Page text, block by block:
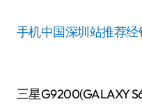
手机中国深圳站推荐经
三星G9200(GALAXY